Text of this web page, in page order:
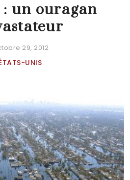
un ouragan
29, 2012
UNIS